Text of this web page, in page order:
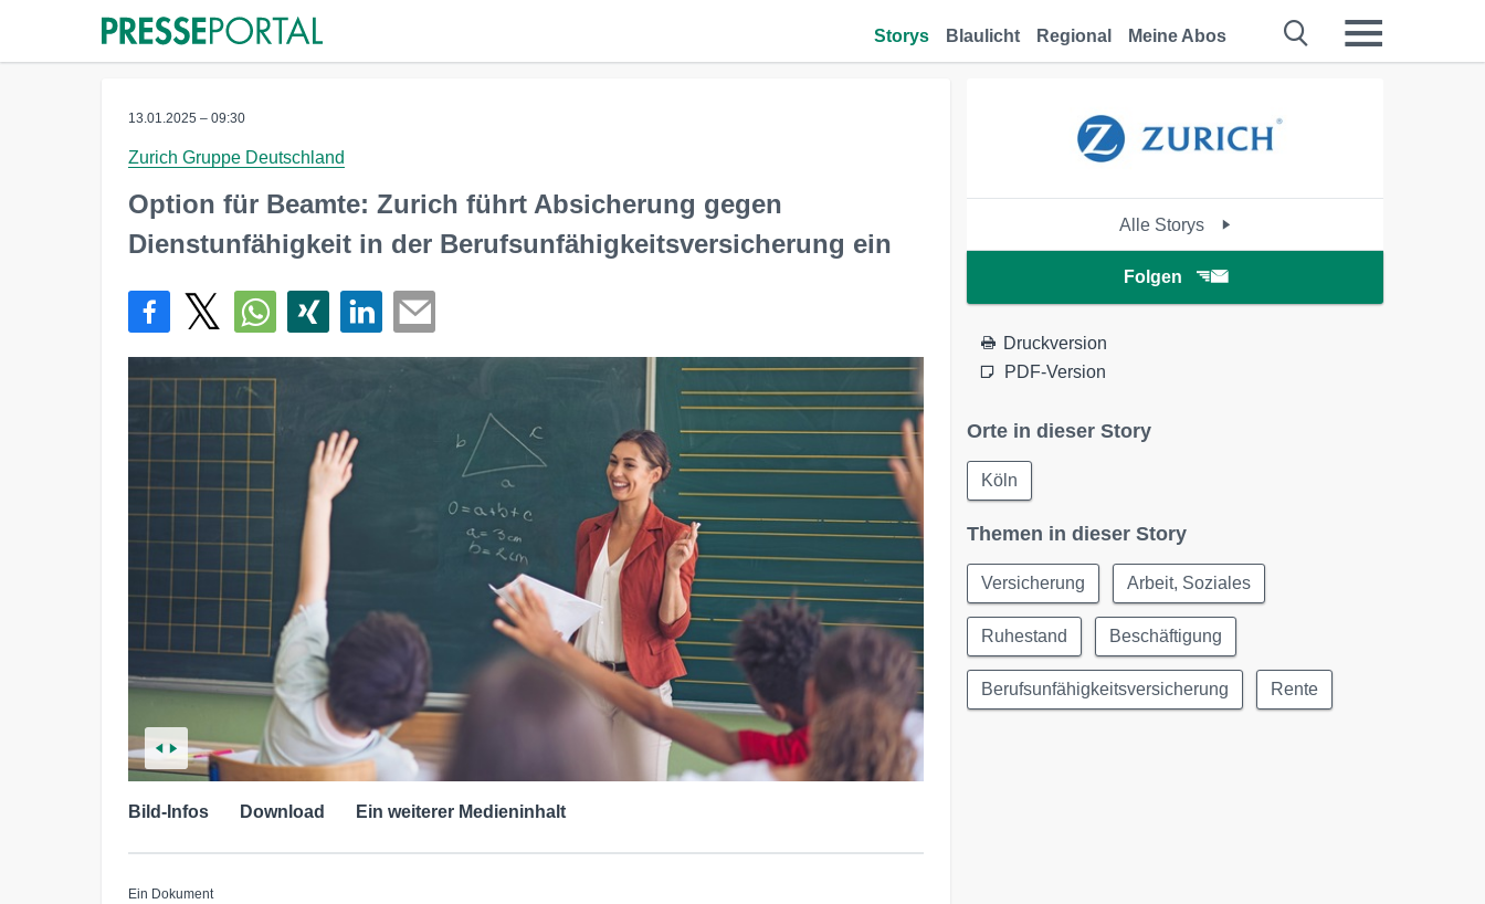
Storys Blaulicht Regional Meine Abos
13.01.2025 – 09:30
Zurich Gruppe Deutschland
Option für Beamte: Zurich führt Absicherung gegen
Dienstunfähigkeit in der Berufsunfähigkeitsversicherung ein
Bild-Infos Download Ein weiterer Medieninhalt
Ein Dokument
Alle Storys
Folgen
Druckversion
PDF-Version
Orte in dieser Story
Köln
Themen in dieser Story
Versicherung Arbeit, Soziales
Ruhestand Beschäftigung
Berufsunfähigkeitsversicherung Rente